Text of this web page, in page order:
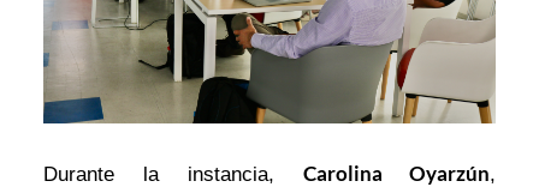
Durante la instancia, Carolina Oyarzún,